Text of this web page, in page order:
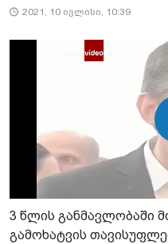
2021, 10 ივლისი, 10:39
3 წლის განმავლობაში
გამოხატვის